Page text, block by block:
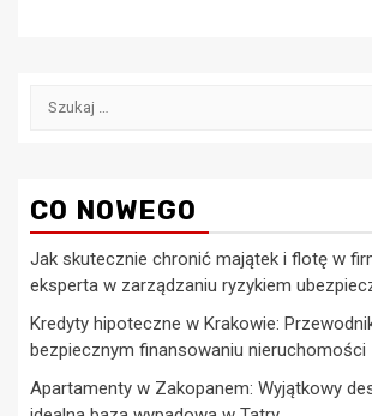
Szukaj:
CO NOWEGO
Jak skutecznie chronić majątek i flotę w
eksperta w zarządzaniu ryzykiem
Kredyty hipoteczne w Krakowie:
bezpiecznym finansowaniu nieruchomości
Apartamenty w Zakopanem: Wyjątkowy